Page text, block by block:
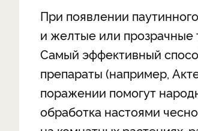
При появлении
и желтые или прозрачные
Самый эффективный
препараты (например,
поражении помогут
обработка настоями